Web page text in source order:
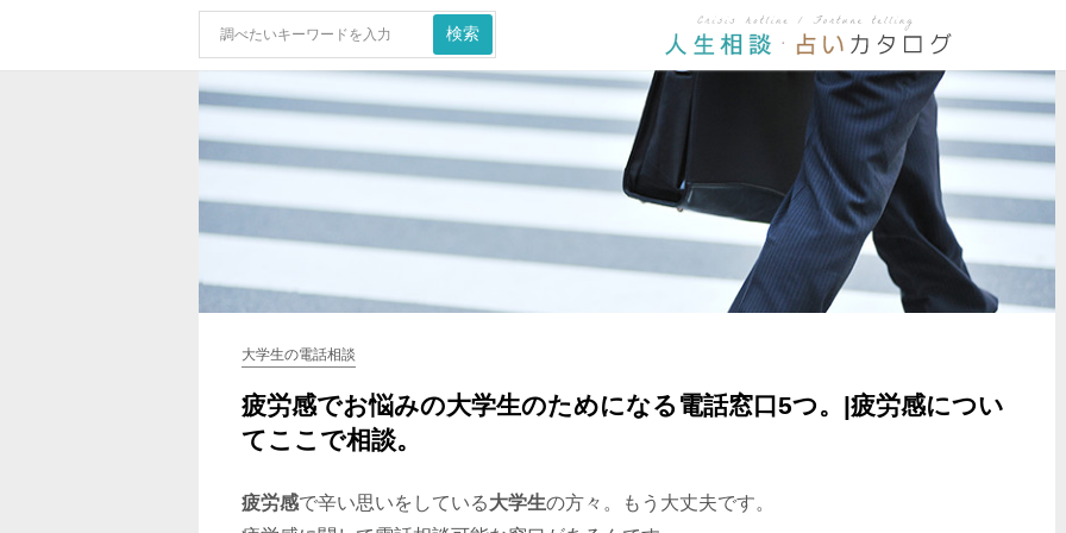
大学生の電話相談
疲労感でお悩みの大学生のためになる電話窓口5つ。|疲労感につい
てここで相談。
疲労感で辛い思いをしている大学生の方々。もう大丈夫です。